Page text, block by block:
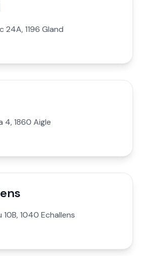
24A, 1196 Gland
4, 1860 Aigle
1040 Echallens